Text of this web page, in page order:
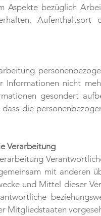
Aspekte bezüglich
Informationen nicht
gesondert
die
Verarbeitung
mit anderen
und Mittel dieser
Mitgliedstaaten